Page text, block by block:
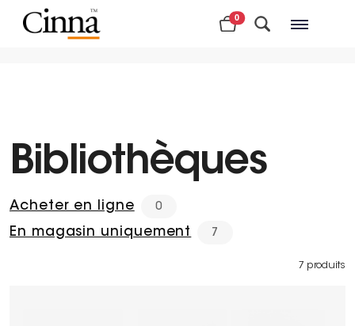
0
Bibliothèques
Acheter en ligne 0
En magasin uniquement 7
7 produits